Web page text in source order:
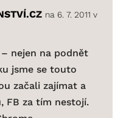
na 6. 7. 2011 v
nejen na podnět
jsme se touto
začali zajímat a
FB za tím nestojí.